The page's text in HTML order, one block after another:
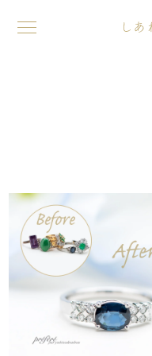
toggle
navigation